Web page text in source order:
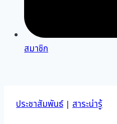
สมาชิก
ประชาสัมพันธ์| สาระน่ารู้